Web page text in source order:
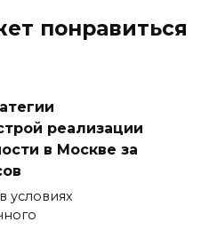
понравиться
реализации
в Москве за
условиях